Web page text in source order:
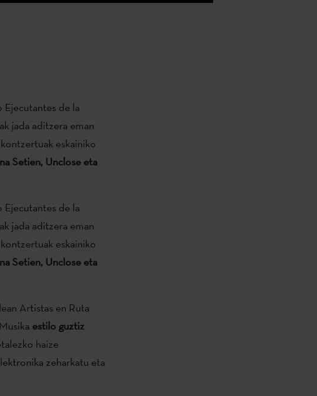
de la
jada aditzera eman
eskainiko
Setien, Unclose eta
de la
jada aditzera eman
eskainiko
Setien, Unclose eta
Artistas en Ruta
estilo guztiz
haize
zeharkatu eta